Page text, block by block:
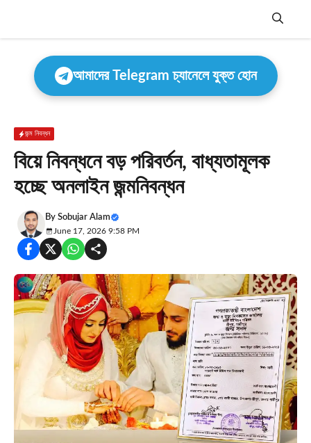
Menu
আমাদের Telegram চ্যানেলে যুক্ত হোন
জন্ম নিবন্ধন
বিয়ে নিবন্ধনে বড় পরিবর্তন, বাধ্যতামূলক
হচ্ছে অনলাইন জন্মনিবন্ধন
By Sobujar Alam
June 17, 2026 9:58 PM